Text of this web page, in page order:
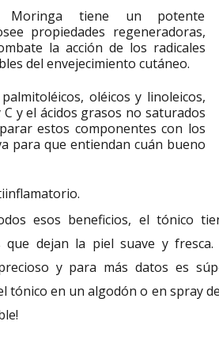
tiene un potente
propiedades regeneradoras,
la acción de los radicales
del envejecimiento cutáneo.
oléicos y linoleicos,
C y el ácidos grasos no saturados
estos componentes con los
para que entiendan cuán bueno
esos beneficios, el tónico
que dejan la piel suave y fresca.
y para más datos es
tónico en un algodón o en spray